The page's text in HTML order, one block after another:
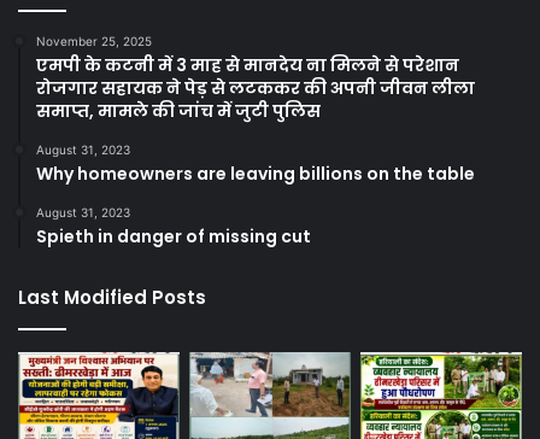
November 25, 2025
एमपी के कटनी में 3 माह से मानदेय ना मिलने से परेशान
रोजगार सहायक ने पेड़ से लटककर की अपनी जीवन लीला
समाप्त, मामले की जांच में जुटी पुलिस
August 31, 2023
Why homeowners are leaving billions on the table
August 31, 2023
Spieth in danger of missing cut
Last Modified Posts